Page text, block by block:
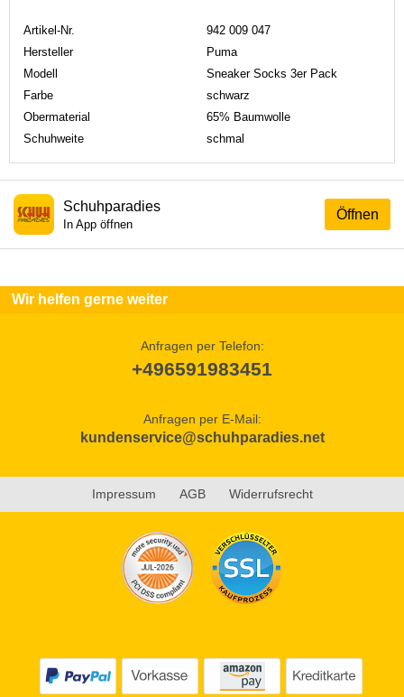
Artikel-Nr.
942 009 047
Hersteller
Puma
Modell
Sneaker Socks 3er Pack
Farbe
schwarz
Obermaterial
65% Baumwolle
Schuhweite
schmal
Öffnen
Schuhparadies
In App öffnen
Wir helfen gerne weiter
Anfragen per Telefon:
+496591983451
Anfragen per E-Mail:
kundenservice@schuhparadies.net
Impressum AGB Widerrufsrecht